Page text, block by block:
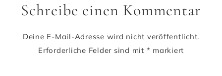
Schreibe einen Kommentar
Deine E-Mail-Adresse wird nicht veröffentlicht.
Erforderliche Felder sind mit * markiert